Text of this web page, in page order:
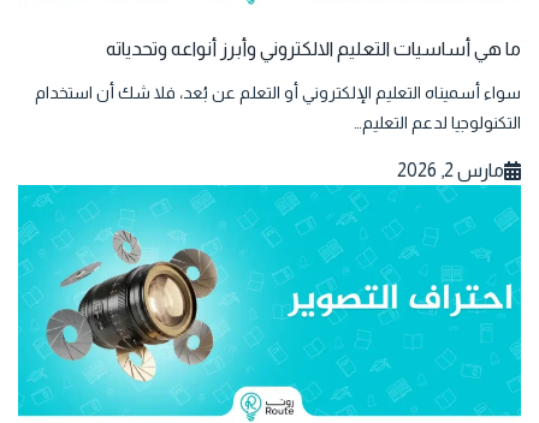
ما هي أساسيات التعليم الالكتروني وأبرز أنواعه وتحدياته
سواء أسميناه التعليم الإلكتروني أو التعلم عن بُعد، فلا شك أن استخدام
التكنولوجيا لدعم التعليم…
مارس 2, 2026